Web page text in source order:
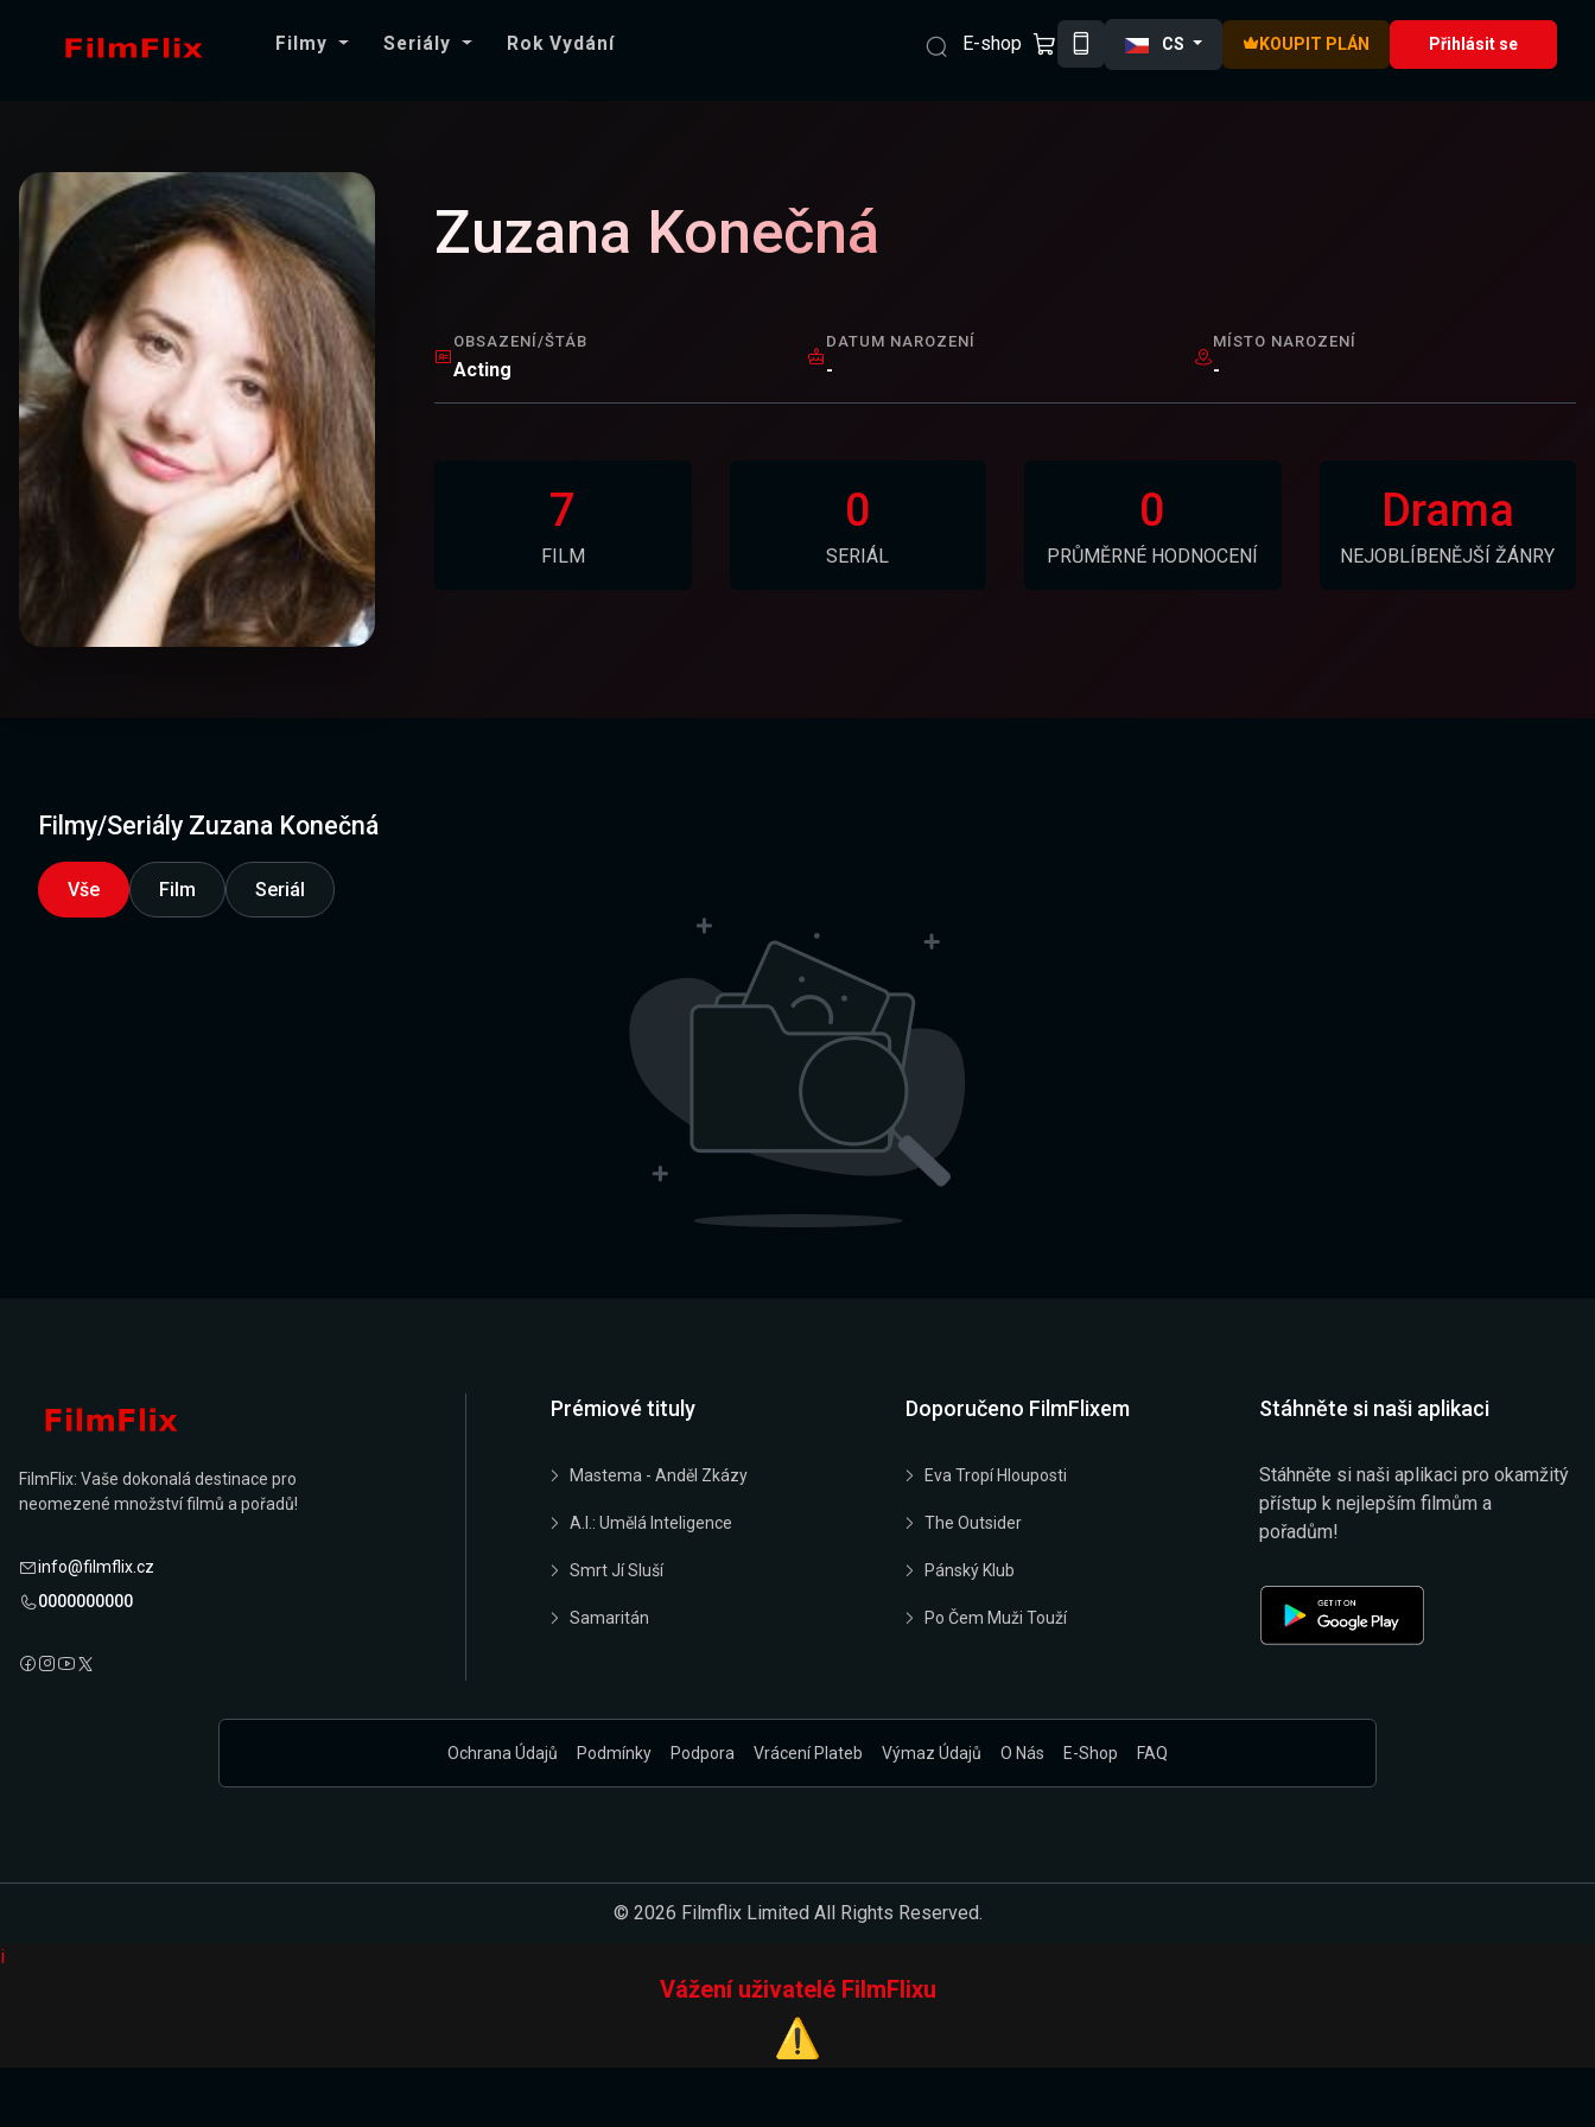
Filmy Seriály Rok Vydání E-shop CS KOUPIT PLÁN Přihlásit se
Zuzana Konečná
OBSAZENÍ/ŠTÁB
Acting
DATUM NAROZENÍ
-
MÍSTO NAROZENÍ
-
7
FILM
0
SERIÁL
0
PRŮMĚRNÉ HODNOCENÍ
Drama
NEJOBLÍBENĚJŠÍ ŽÁNRY
Filmy/Seriály Zuzana Konečná
Vše Film Seriál
FilmFlix: Vaše dokonalá destinace pro
neomezené množství filmů a pořadů!
info@filmflix.cz
0000000000
Prémiové tituly
Mastema - Anděl Zkázy
A.I.: Umělá Inteligence
Smrt Jí Sluší
Samaritán
Doporučeno FilmFlixem
Eva Tropí Hlouposti
The Outsider
Pánský Klub
Po Čem Muži Touží
Stáhněte si naši aplikaci
Stáhněte si naši aplikaci pro okamžitý
přístup k nejlepším filmům a
pořadům!
Ochrana Údajů Podmínky Podpora Vrácení Plateb Výmaz Údajů O Nás E-Shop FAQ
© 2026 Filmflix Limited All Rights Reserved.
i
Vážení uživatelé FilmFlixu
⚠️